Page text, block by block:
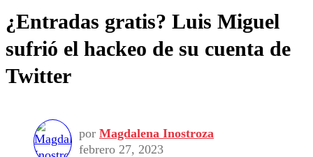
¿Entradas gratis? Luis Miguel
sufrió el hackeo de su cuenta de
Twitter
por Magdalena Inostroza
febrero 27, 2023